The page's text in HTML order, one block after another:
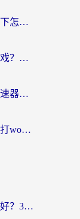
新大话西游2国外加速器延迟100以下怎么办？海外党实测有效的低延迟指南
国外打古今江湖的加速器有哪些游戏？一个海外玩家的终极选择指南
海外玩国服游戏卡到崩溃？2026加速器免费推荐+实用指南（亲测有效）
身在海外，究竟国外用什么加速器打wow好？
海外党必看：雷神手游和旋风哪个好？3分钟选对回国加速器，无缝刷国内剧玩游戏